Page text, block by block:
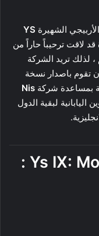
الشهيرة YS
قد لاقت ترحيباً حاراً من
لذلك تريد الشركة
تقوم باصدار نسخة
بمساعدة شركة Nis
اليابانية لبقية الدول
Ys IX:
: